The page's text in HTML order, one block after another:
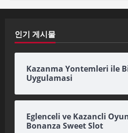
인기 게시물
Kazanma Yontemleri ile
Uygulamasi
Eglenceli ve Kazancli
Bonanza Sweet Slot